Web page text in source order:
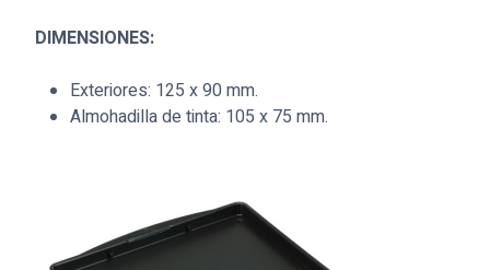
DIMENSIONES:
Exteriores: 125 x 90 mm.
Almohadilla de tinta: 105 x 75 mm.